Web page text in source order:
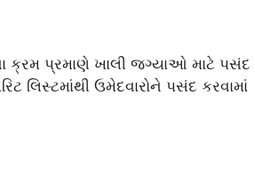
ક્રમ પ્રમાણે ખાલી જગ્યાઓ માટે પસંદ
ઉમેદવારોને પસંદ કરવામાં